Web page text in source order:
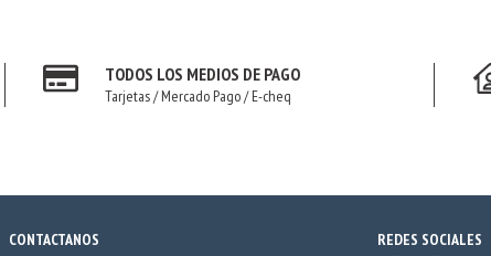
TODOS LOS MEDIOS DE PAGO
Tarjetas / Mercado Pago / E-cheq
CONTACTANOS
REDES SOCIALES